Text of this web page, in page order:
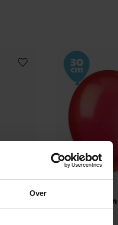
Over
Beer
Moomin Versiering